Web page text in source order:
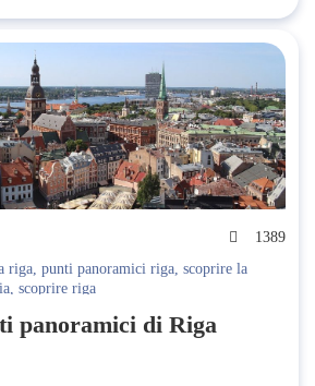
1389
riga, punti panoramici riga, scoprire la
, scoprire riga
panoramici di Riga